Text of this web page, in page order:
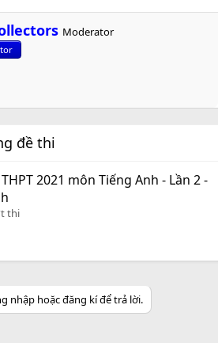
Moderator
đề thi
2021 môn Tiếng Anh - Lần 2 -
thi
nhập hoặc đăng kí để trả lời.